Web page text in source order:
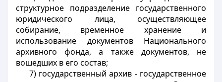
структурное подразделение государственного
юридического лица, осуществляющее
собирание, временное хранение и
использование документов Национального
архивного фонда, а также документов, не
вошедших в его состав;
7) государственный архив - государственное